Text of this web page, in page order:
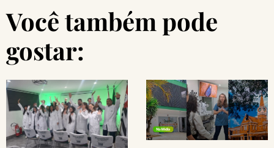
Você também pode
gostar: